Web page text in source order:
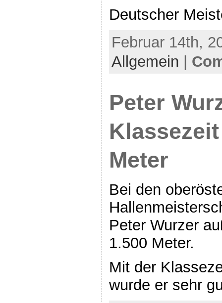
Deutscher
Februar 14th,
Allgemein
Peter
Meter
Bei den
Peter Wurzer
1.500 Meter.
Mit der
wurde er sehr